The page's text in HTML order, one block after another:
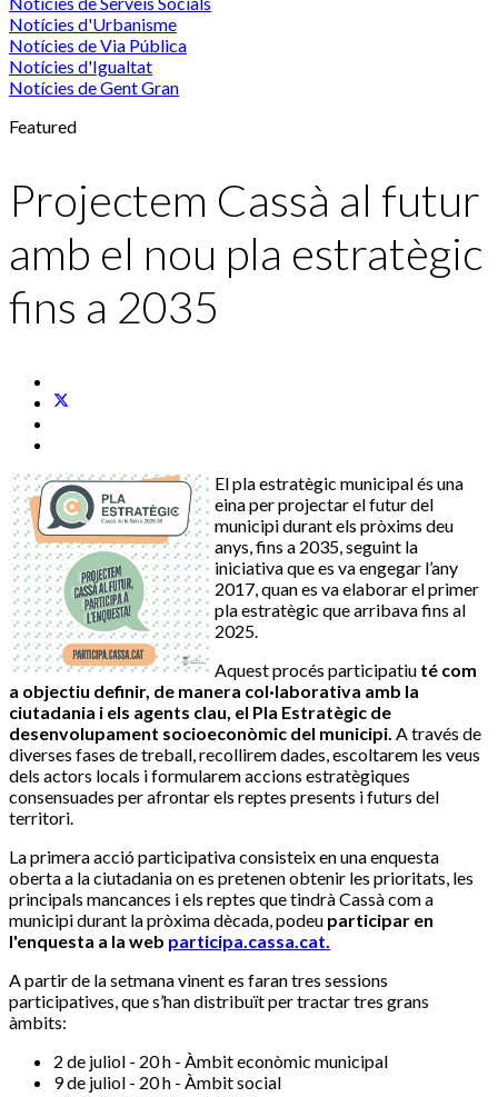
Notícies d'Urbanisme
Notícies de Via Pública
Notícies d'Igualtat
Notícies de Gent Gran
Featured
Projectem Cassà al futur
amb el nou pla estratègic
fins a 2035
El pla estratègic municipal és una
eina per projectar el futur del
municipi durant els pròxims deu
anys, fins a 2035, seguint la
iniciativa que es va engegar l’any
2017, quan es va elaborar el primer
pla estratègic que arribava fins al
2025.
Aquest procés participatiu té com
a objectiu definir, de manera col·laborativa amb la
ciutadania i els agents clau, el Pla Estratègic de
desenvolupament socioeconòmic del municipi. A través de
diverses fases de treball, recollirem dades, escoltarem les veus
dels actors locals i formularem accions estratègiques
consensuades per afrontar els reptes presents i futurs del
territori.
La primera acció participativa consisteix en una enquesta
oberta a la ciutadania on es pretenen obtenir les prioritats, les
principals mancances i els reptes que tindrà Cassà com a
municipi durant la pròxima dècada, podeu participar en
l'enquesta a la web participa.cassa.cat.
A partir de la setmana vinent es faran tres sessions
participatives, que s’han distribuït per tractar tres grans
àmbits:
2 de juliol - 20 h - Àmbit econòmic municipal
9 de juliol - 20 h - Àmbit social